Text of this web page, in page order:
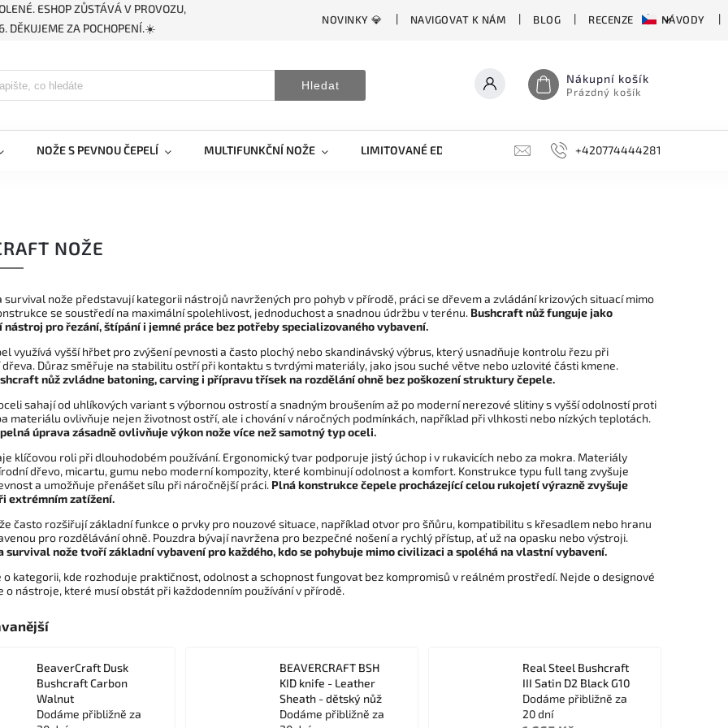
ESHOP ZŮSTÁVÁ V PROVOZU,
DĚKUJEME ZA POCHOPENÍ.☀️
NOVINKY 💎 NAVIGOVAT K NÁM BLOG RECENZE NÁVODY
Hledat Nákupní košík
Prázdný košík
NOŽE S PEVNOU ČEPELÍ MULTIFUNKČNÍ NOŽE LIMITOVANÉ EDICE BROUSKY, BRUSKY, OCÍLKY
+420774444281
NOŽE
survival nože představují kategorii nástrojů navržených pro pohyb v přírodě, práci se dřevem a zvládání krizových situací mimo
se soustředí na maximální spolehlivost, jednoduchost a snadnou údržbu v terénu. Bushcraft nůž funguje jako
pro řezání, štípání i jemné práce bez potřeby specializovaného vybavení.
využívá vyšší hřbet pro zvýšení pevnosti a často plochý nebo skandinávský výbrus, který usnadňuje kontrolu řezu při
Důraz směřuje na stabilitu ostří při kontaktu s tvrdými materiály, jako jsou suché větve nebo uzlovité části kmene.
nůž zvládne batoning, carving i přípravu třísek na rozdělání ohně bez poškození struktury čepele.
sahají od uhlíkových variant s výbornou ostrostí a snadným broušením až po moderní nerezové slitiny s vyšší odolností proti
materiálu ovlivňuje nejen životnost ostří, ale i chování v náročných podmínkách, například při vlhkosti nebo nízkých teplotách.
úprava zásadně ovlivňuje výkon nože více než samotný typ oceli.
klíčovou roli při dlouhodobém používání. Ergonomický tvar podporuje jistý úchop i v rukavicích nebo za mokra. Materiály
dřevo, micartu, gumu nebo moderní kompozity, které kombinují odolnost a komfort. Konstrukce typu full tang zvyšuje
a umožňuje přenášet sílu při náročnější práci. Plná konstrukce čepele procházející celou rukojetí výrazně zvyšuje
extrémním zatížení.
často rozšiřují základní funkce o prvky pro nouzové situace, například otvor pro šňůru, kompatibilitu s křesadlem nebo hranu
pro rozdělávání ohně. Pouzdra bývají navržena pro bezpečné nošení a rychlý přístup, ať už na opasku nebo výstroji.
survival nože tvoří základní vybavení pro každého, kdo se pohybuje mimo civilizaci a spoléhá na vlastní vybavení.
o kategorii, kde rozhoduje praktičnost, odolnost a schopnost fungovat bez kompromisů v reálném prostředí. Nejde o designové
o nástroje, které musí obstát při každodenním používání v přírodě.
BeaverCraft Dusk
Bushcraft Carbon
Walnut
Dodáme přibližně za
BEAVERCRAFT BSH
KID knife - Leather
Sheath - dětský nůž
Dodáme přibližně za
Real Steel Bushcraft
III Satin D2 Black G10
Dodáme přibližně za
20 dní